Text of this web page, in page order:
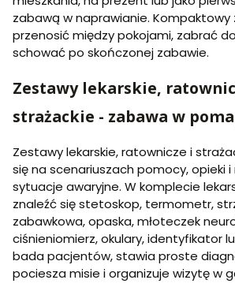
zabawą w naprawianie.
przenosić między pokojami, zabrać
schować po skończonej zabawie.
Zestawy lekarskie,
strażackie - zabawa w
Zestawy lekarskie, ratownicze i
się na scenariuszach pomocy, opieki
sytuacje awaryjne. W komplecie
znaleźć się stetoskop, termometr,
zabawkowa, opaska, młoteczek
ciśnieniomierz, okulary, identyfikator
bada pacjentów, stawia proste
pociesza misie i organizuje wizytę w